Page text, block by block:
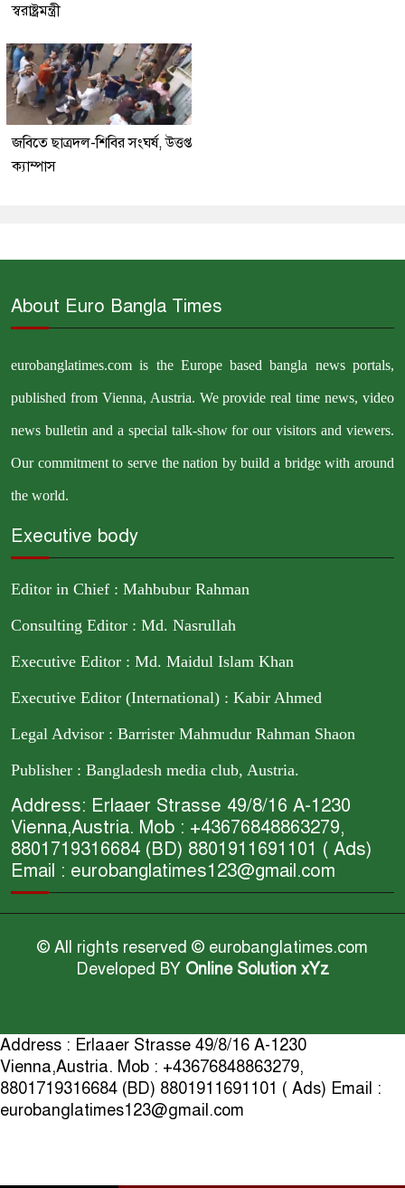
স্বরাষ্ট্রমন্ত্রী
জবিতে ছাত্রদল-শিবির সংঘর্ষ, উত্তপ্ত
ক্যাম্পাস
About Euro Bangla Times
eurobanglatimes.com is the Europe based bangla news portals,
published from Vienna, Austria. We provide real time news, video
news bulletin and a special talk-show for our visitors and viewers.
Our commitment to serve the nation by build a bridge with around
the world.
Executive body
Editor in Chief : Mahbubur Rahman
Consulting Editor : Md. Nasrullah
Executive Editor : Md. Maidul Islam Khan
Executive Editor (International) : Kabir Ahmed
Legal Advisor : Barrister Mahmudur Rahman Shaon
Publisher : Bangladesh media club, Austria.
Address: Erlaaer Strasse 49/8/16 A-1230
Vienna,Austria. Mob : +43676848863279,
8801719316684 (BD) 8801911691101 ( Ads)
Email : eurobanglatimes123@gmail.com
© All rights reserved © eurobanglatimes.com
Developed BY Online Solution xYz
Address : Erlaaer Strasse 49/8/16 A-1230
Vienna,Austria. Mob : +43676848863279,
8801719316684 (BD) 8801911691101 ( Ads) Email :
eurobanglatimes123@gmail.com